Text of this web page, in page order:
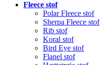
Fleece stof
Polar Fleece stof
Sherpa Fleece stof
Rib stof
Koral stof
Bird Eye stof
Flanel stof